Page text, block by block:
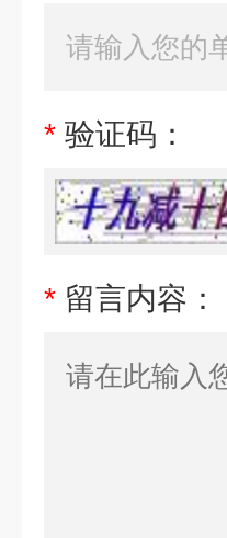
* 验证码：
* 留言内容：